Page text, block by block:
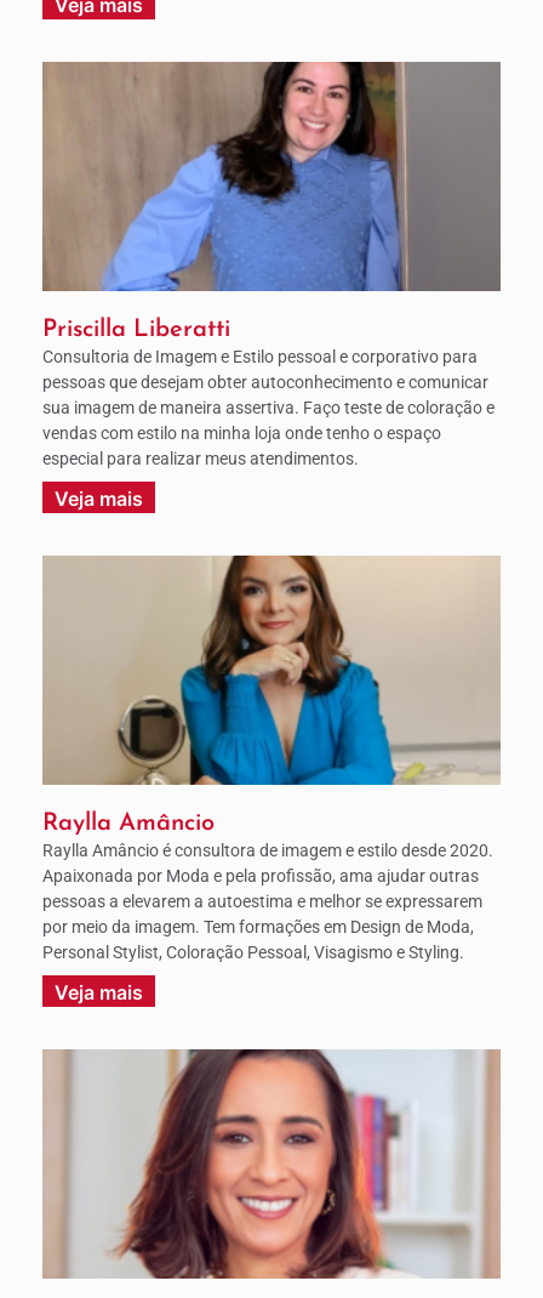
Veja mais
Priscilla Liberatti
Consultoria de Imagem e Estilo pessoal e corporativo para
pessoas que desejam obter autoconhecimento e comunicar
sua imagem de maneira assertiva. Faço teste de coloração e
vendas com estilo na minha loja onde tenho o espaço
especial para realizar meus atendimentos.
Veja mais
Raylla Amâncio
Raylla Amâncio é consultora de imagem e estilo desde 2020.
Apaixonada por Moda e pela profissão, ama ajudar outras
pessoas a elevarem a autoestima e melhor se expressarem
por meio da imagem. Tem formações em Design de Moda,
Personal Stylist, Coloração Pessoal, Visagismo e Styling.
Veja mais